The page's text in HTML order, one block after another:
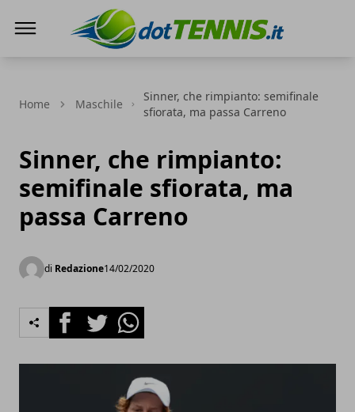
Home Maschile
Sinner, che rimpianto: semifinale
sfiorata, ma passa Carreno
Sinner, che rimpianto:
semifinale sfiorata, ma
passa Carreno
di Redazione14/02/2020
FacebookTwitterWhatsapp